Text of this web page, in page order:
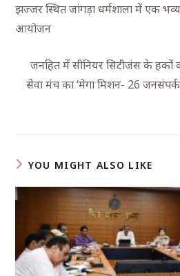
झज्जर स्थित जांगड़ा धर्मशाला में एक
आयोजन
जनहित में सीनियर सिटीजंस के हकों
सेवा मंच का ‘मेगा मिशन- 26
YOU MIGHT ALSO LIKE